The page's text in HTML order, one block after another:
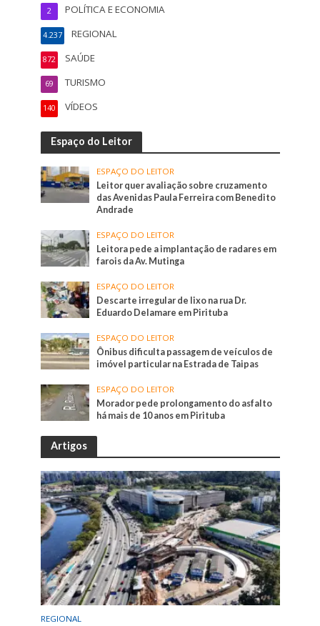
POLÍTICA E ECONOMIA
2
REGIONAL
4.237
SAÚDE
872
TURISMO
69
VÍDEOS
140
Espaço do Leitor
ESPAÇO DO LEITOR
Leitor quer avaliação sobre cruzamento
das Avenidas Paula Ferreira com Benedito
Andrade
ESPAÇO DO LEITOR
Leitora pede a implantação de radares em
farois da Av. Mutinga
ESPAÇO DO LEITOR
Descarte irregular de lixo na rua Dr.
Eduardo Delamare em Pirituba
ESPAÇO DO LEITOR
Ônibus dificulta passagem de veículos de
imóvel particular na Estrada de Taipas
ESPAÇO DO LEITOR
Morador pede prolongamento do asfalto
há mais de 10 anos em Pirituba
Artigos
REGIONAL